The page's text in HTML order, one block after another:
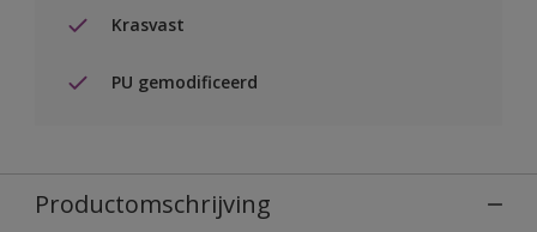
Krasvast
PU gemodificeerd
Productomschrijving